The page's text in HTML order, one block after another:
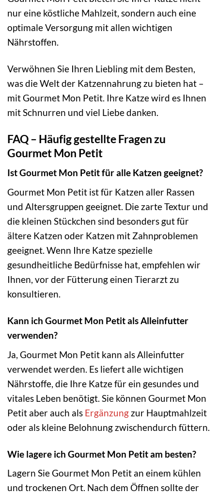
nur eine köstliche Mahlzeit, sondern auch eine
optimale Versorgung mit allen wichtigen
Nährstoffen.
Verwöhnen Sie Ihren Liebling mit dem Besten,
was die Welt der Katzennahrung zu bieten hat –
mit Gourmet Mon Petit. Ihre Katze wird es Ihnen
mit Schnurren und viel Liebe danken.
FAQ – Häufig gestellte Fragen zu
Gourmet Mon Petit
Ist Gourmet Mon Petit für alle Katzen geeignet?
Gourmet Mon Petit ist für Katzen aller Rassen
und Altersgruppen geeignet. Die zarte Textur und
die kleinen Stückchen sind besonders gut für
ältere Katzen oder Katzen mit Zahnproblemen
geeignet. Wenn Ihre Katze spezielle
gesundheitliche Bedürfnisse hat, empfehlen wir
Ihnen, vor der Fütterung einen Tierarzt zu
konsultieren.
Kann ich Gourmet Mon Petit als Alleinfutter
verwenden?
Ja, Gourmet Mon Petit kann als Alleinfutter
verwendet werden. Es liefert alle wichtigen
Nährstoffe, die Ihre Katze für ein gesundes und
vitales Leben benötigt. Sie können Gourmet Mon
Petit aber auch als Ergänzung zur Hauptmahlzeit
oder als kleine Belohnung zwischendurch füttern.
Wie lagere ich Gourmet Mon Petit am besten?
Lagern Sie Gourmet Mon Petit an einem kühlen
und trockenen Ort. Nach dem Öffnen sollte der